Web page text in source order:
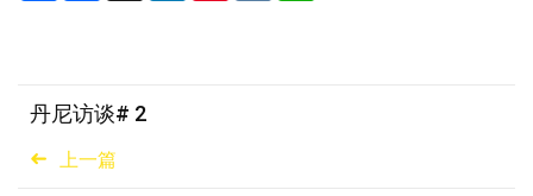
上一篇
丹尼访谈# 2